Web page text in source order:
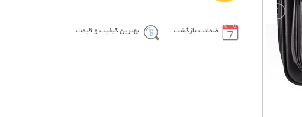
ضمانت بازگشت بهترین کیفیت و قیمت